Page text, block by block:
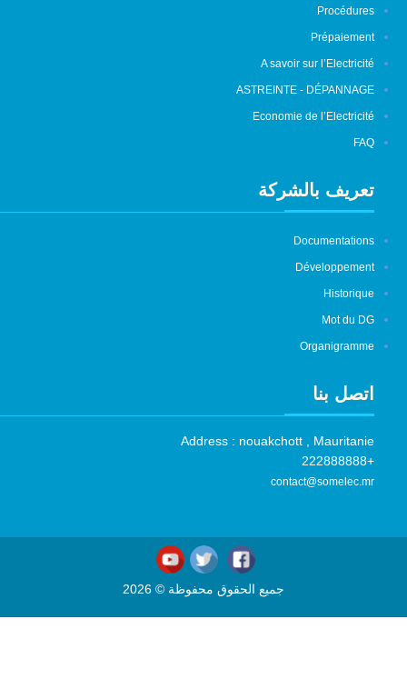
Procédures
Prépaiement
A savoir sur l’Electricité
ASTREINTE - DÉPANNAGE
Economie de l’Electricité
FAQ
تعريف بالشركة
Documentations
Développement
Historique
Mot du DG
Organigramme
اتصل بنا
Address : nouakchott , Mauritanie
contact@somelec.mr
جميع الحقوق محفوظة © 2026